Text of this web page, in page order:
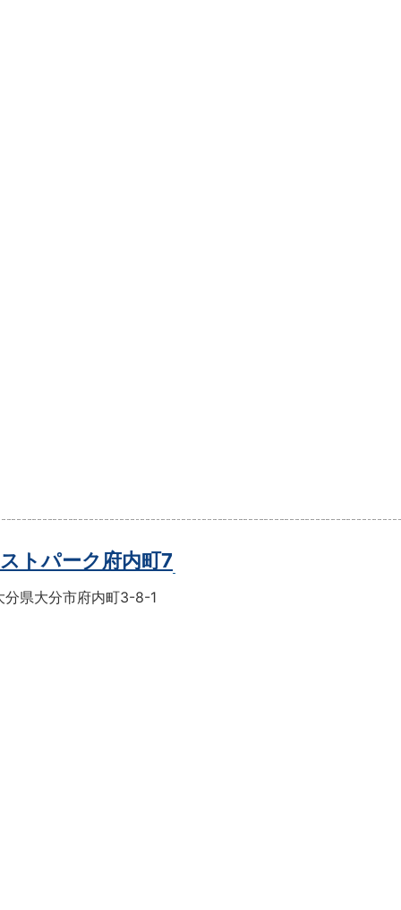
ストパーク府内町7
分県大分市府内町3-8-1